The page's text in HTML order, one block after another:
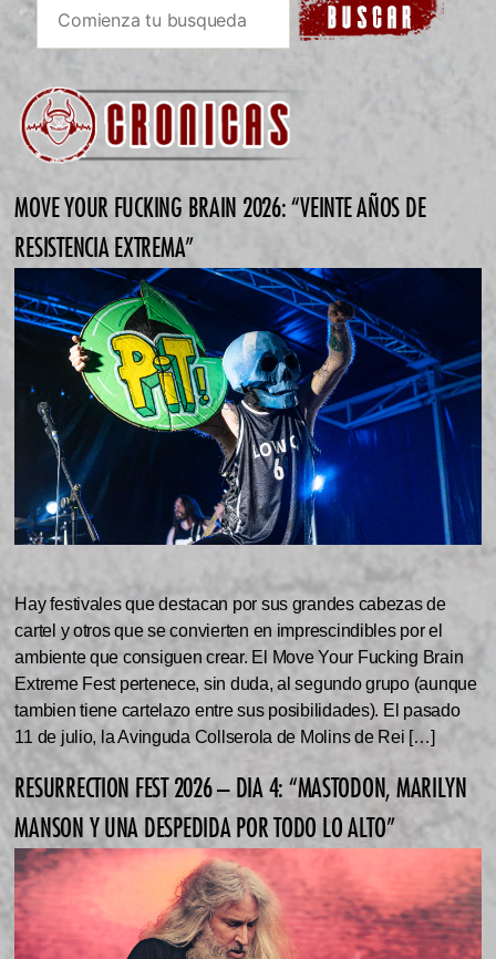
MOVE YOUR FUCKING BRAIN 2026: “VEINTE AÑOS DE
RESISTENCIA EXTREMA”
Hay festivales que destacan por sus grandes cabezas de
cartel y otros que se convierten en imprescindibles por el
ambiente que consiguen crear. El Move Your Fucking Brain
Extreme Fest pertenece, sin duda, al segundo grupo (aunque
tambien tiene cartelazo entre sus posibilidades). El pasado
11 de julio, la Avinguda Collserola de Molins de Rei […]
RESURRECTION FEST 2026 – DIA 4: “MASTODON, MARILYN
MANSON Y UNA DESPEDIDA POR TODO LO ALTO”